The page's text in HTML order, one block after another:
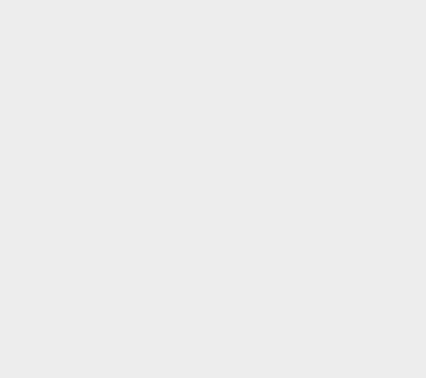
Produkt von einer anderen Partei verkauft wird, wende dich